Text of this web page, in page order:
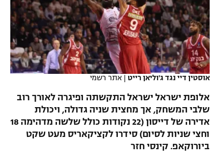
VOD
רץ ברשת
תוצאות
לוח שידורים
נבחרת ישראל
מכבי חיפה
בית"ר ירושלים
מכבי תל אביב
הפועל תל אביב
הפועל חיפה
הפועל באר שבע
ליגה ספרדית
ליגה איטלקית
ליגה צרפתית
ליגה הולנדית
ליגה טורקית
ליגה סינית
כדורסל נשים
מכבי תל אביב
הפועל חולון
הפועל ירושלים
דני אבדיה
יורוליג
יורוקאפ
טניס
כדוריד
כדורעף
שחייה
ג'ודו
אגרוף
אוסטין דיי נגד ג'וליאן רייט | אתר רשמי
אלופת ישראל ישראל התקשתה ופיגרה לאורך רוב
שלבי המשחק, אך מחצית שניה גדולה, ויכולת
אדירה של דייסון (22 נקודות כולל שלשה מדהימה 18
וחצי שניות לסיום) סידרו לקציקאריס מעט שקט
ביורוקאפ. קינסי חזר